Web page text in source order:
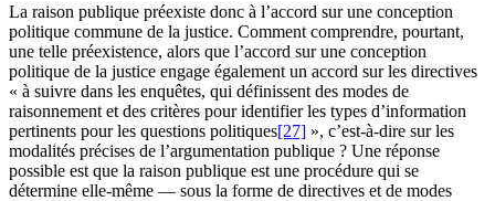
La raison publique préexiste donc à l’accord sur une conception
politique commune de la justice. Comment comprendre, pourtant,
une telle préexistence, alors que l’accord sur une conception
politique de la justice engage également un accord sur les directives
« à suivre dans les enquêtes, qui définissent des modes de
raisonnement et des critères pour identifier les types d’information
pertinents pour les questions politiques[27] », c’est-à-dire sur les
modalités précises de l’argumentation publique ? Une réponse
possible est que la raison publique est une procédure qui se
détermine elle-même — sous la forme de directives et de modes